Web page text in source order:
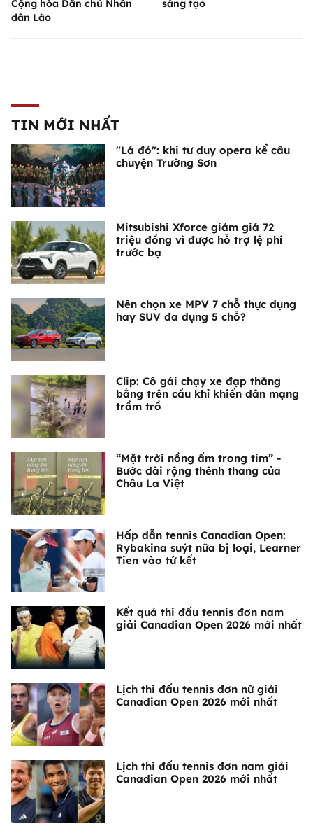
Cộng hòa Dân chủ Nhân
dân Lào
sáng tạo
TIN MỚI NHẤT
"Lá đỏ": khi tư duy opera kể câu
chuyện Trường Sơn
Mitsubishi Xforce giảm giá 72
triệu đồng vì được hỗ trợ lệ phí
trước bạ
Nên chọn xe MPV 7 chỗ thực dụng
hay SUV đa dụng 5 chỗ?
Clip: Cô gái chạy xe đạp thăng
bằng trên cầu khỉ khiến dân mạng
trầm trồ
“Mặt trời nồng ấm trong tim” -
Bước dài rộng thênh thang của
Châu La Việt
Hấp dẫn tennis Canadian Open:
Rybakina suýt nữa bị loại, Learner
Tien vào tứ kết
Kết quả thi đấu tennis đơn nam
giải Canadian Open 2026 mới nhất
Lịch thi đấu tennis đơn nữ giải
Canadian Open 2026 mới nhất
Lịch thi đấu tennis đơn nam giải
Canadian Open 2026 mới nhất